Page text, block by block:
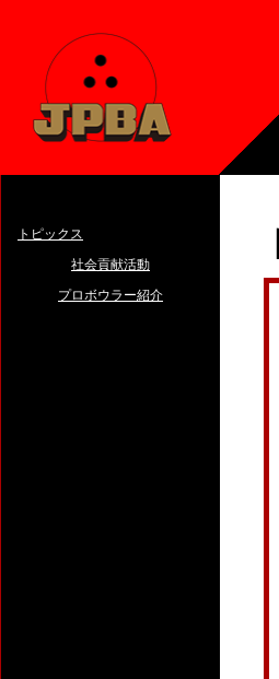
トピックス
社会貢献活動
プロボウラー紹介